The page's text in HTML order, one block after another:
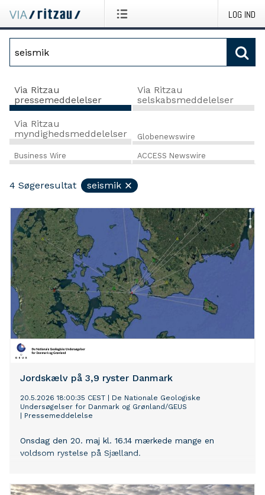
LOG IND
Via Ritzau
pressemeddelelser
Via Ritzau
selskabsmeddelelser
Via Ritzau
myndighedsmeddelelser
Globenewswire
Business Wire ACCESS Newswire
4 Søgeresultat seismik
Jordskælv på 3,9 ryster Danmark
20.5.2026 18:00:35 CEST
De Nationale Geologiske
Undersøgelser for Danmark og Grønland/GEUS
Pressemeddelelse
Onsdag den 20. maj kl. 16.14 mærkede mange en
voldsom rystelse på Sjælland.